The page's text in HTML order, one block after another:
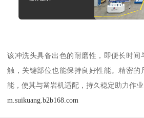
该冲洗头具备出色的耐磨性，即便长时间
触，关键部位也能保持良好性能。精密的
能，使其与凿岩机适配，持久稳定助力作业
m.suikuang.b2b168.com